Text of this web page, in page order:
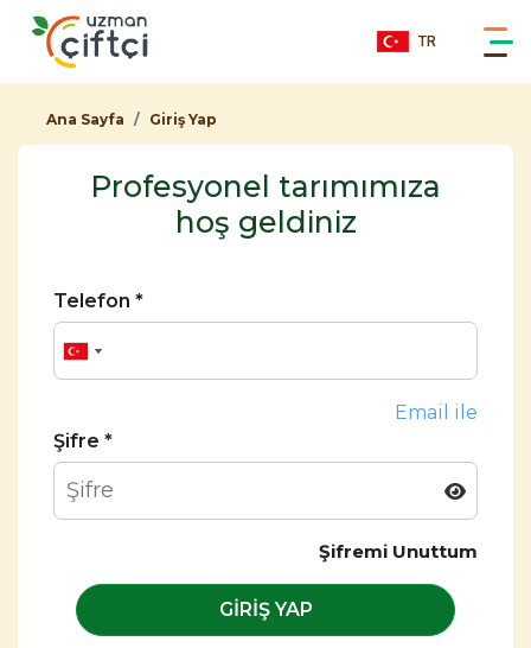
TR
Ana Sayfa Giriş Yap
Profesyonel tarımımıza
hoş geldiniz
Telefon *
Email ile
Şifre *
Şifremi Unuttum
GIRIŞ YAP